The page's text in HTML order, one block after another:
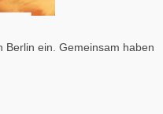
Berlin ein. Gemeinsam haben